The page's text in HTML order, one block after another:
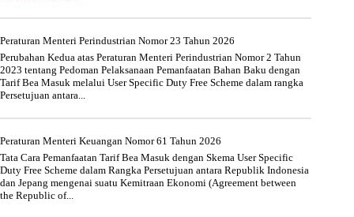
Peraturan Menteri Perindustrian Nomor 23 Tahun 2026
Perubahan Kedua atas Peraturan Menteri Perindustrian Nomor 2 Tahun
2023 tentang Pedoman Pelaksanaan Pemanfaatan Bahan Baku dengan
Tarif Bea Masuk melalui User Specific Duty Free Scheme dalam rangka
Persetujuan antara...
Peraturan Menteri Keuangan Nomor 61 Tahun 2026
Tata Cara Pemanfaatan Tarif Bea Masuk dengan Skema User Specific
Duty Free Scheme dalam Rangka Persetujuan antara Republik Indonesia
dan Jepang mengenai suatu Kemitraan Ekonomi (Agreement between
the Republic of...